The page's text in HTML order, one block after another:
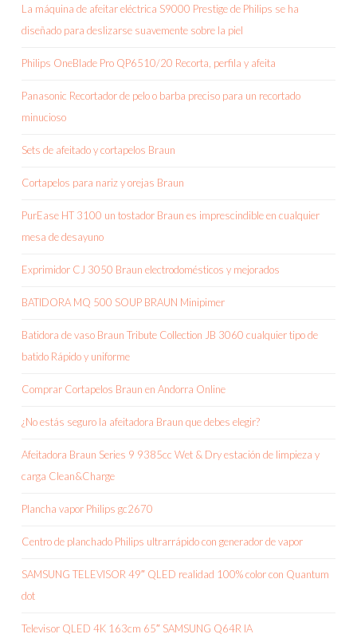
La máquina de afeitar eléctrica S9000 Prestige de Philips se ha
diseñado para deslizarse suavemente sobre la piel
Philips OneBlade Pro QP6510/20 Recorta, perfila y afeita
Panasonic Recortador de pelo o barba preciso para un recortado
minucioso
Sets de afeitado y cortapelos Braun
Cortapelos para nariz y orejas Braun
PurEase HT 3100 un tostador Braun es imprescindible en cualquier
mesa de desayuno
Exprimidor CJ 3050 Braun electrodomésticos y mejorados
BATIDORA MQ 500 SOUP BRAUN Minipimer
Batidora de vaso Braun Tribute Collection JB 3060 cualquier tipo de
batido Rápido y uniforme
Comprar Cortapelos Braun en Andorra Online
¿No estás seguro la afeitadora Braun que debes elegir?
Afeitadora Braun Series 9 9385cc Wet & Dry estación de limpieza y
carga Clean&Charge
Plancha vapor Philips gc2670
Centro de planchado Philips ultrarrápido con generador de vapor
SAMSUNG TELEVISOR 49″ QLED realidad 100% color con Quantum
dot
Televisor QLED 4K 163cm 65″ SAMSUNG Q64R IA